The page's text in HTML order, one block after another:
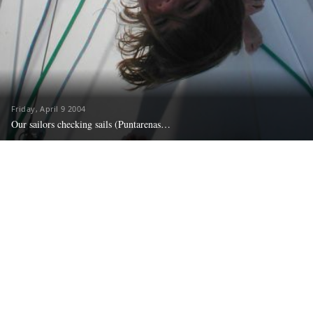
Friday, April 9 2004
Our sailors checking sails (Puntarenas…